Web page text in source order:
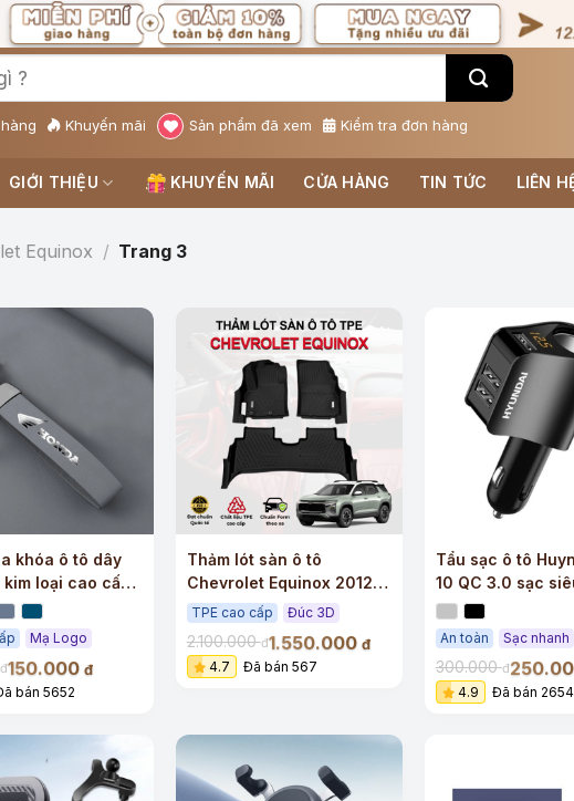
Khuyến mãi Sản phẩm đã xem Kiểm tra đơn hàng
GIỚI THIỆU KHUYẾN MÃI CỬA HÀNG TIN TỨC LIÊN
Equinox / Trang 3
khóa ô tô dây
kim loại cao cấp,
dòng xe
Mạ Logo
đ150.000 đ
bán 5652
Thảm lót sàn ô tô
Chevrolet Equinox 2012-
2025 vừa khít sàn
TPE cao cấp Đúc 3D
2.100.000đ1.550.000 đ
4.7
Đã bán 567
Tẩu sạc ô tô
10 QC 3.0 sạc
An toàn Sạc nhanh
300.000đ
4.9
Đã bán 2654